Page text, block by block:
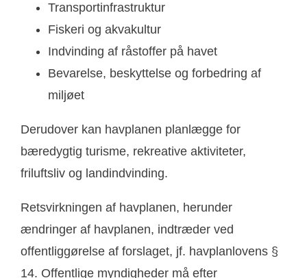
Transportinfrastruktur
Fiskeri og akvakultur
Indvinding af råstoffer på havet
Bevarelse, beskyttelse og forbedring af
miljøet
Derudover kan havplanen planlægge for
bæredygtig turisme, rekreative aktiviteter,
friluftsliv og landindvinding.
Retsvirkningen af havplanen, herunder
ændringer af havplanen, indtræder ved
offentliggørelse af forslaget, jf. havplanlovens §
14. Offentlige myndigheder må efter